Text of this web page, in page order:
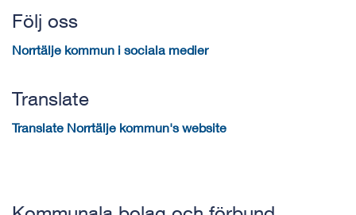
Följ oss
Norrtälje kommun i sociala medier
Translate
Translate Norrtälje kommun's website